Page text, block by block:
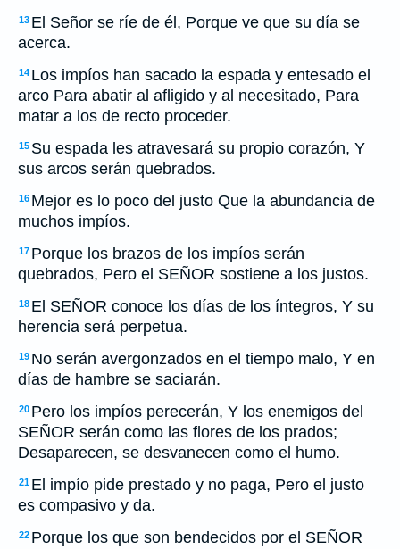
13 El Señor se ríe de él, Porque ve que su día se
acerca.
14 Los impíos han sacado la espada y entesado el
arco Para abatir al afligido y al necesitado, Para
matar a los de recto proceder.
15 Su espada les atravesará su propio corazón, Y
sus arcos serán quebrados.
16 Mejor es lo poco del justo Que la abundancia de
muchos impíos.
17 Porque los brazos de los impíos serán
quebrados, Pero el SEÑOR sostiene a los justos.
18 El SEÑOR conoce los días de los íntegros, Y su
herencia será perpetua.
19 No serán avergonzados en el tiempo malo, Y en
días de hambre se saciarán.
20 Pero los impíos perecerán, Y los enemigos del
SEÑOR serán como las flores de los prados;
Desaparecen, se desvanecen como el humo.
21 El impío pide prestado y no paga, Pero el justo
es compasivo y da.
22 Porque los que son bendecidos por el SEÑOR